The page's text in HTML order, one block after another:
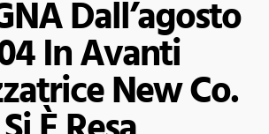
Dall’agosto
In Avanti
New Co.